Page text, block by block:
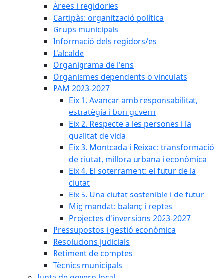
Àrees i regidories
Cartipàs: organització política
Grups municipals
Informació dels regidors/es
L'alcalde
Organigrama de l'ens
Organismes dependents o vinculats
PAM 2023-2027
Eix 1. Avançar amb responsabilitat,
estratègia i bon govern
Eix 2. Respecte a les persones i la
qualitat de vida
Eix 3. Montcada i Reixac: transformació
de ciutat, millora urbana i econòmica
Eix 4. El soterrament: el futur de la
ciutat
Eix 5. Una ciutat sostenible i de futur
Mig mandat: balanç i reptes
Projectes d'inversions 2023-2027
Pressupostos i gestió econòmica
Resolucions judicials
Retiment de comptes
Tècnics municipals